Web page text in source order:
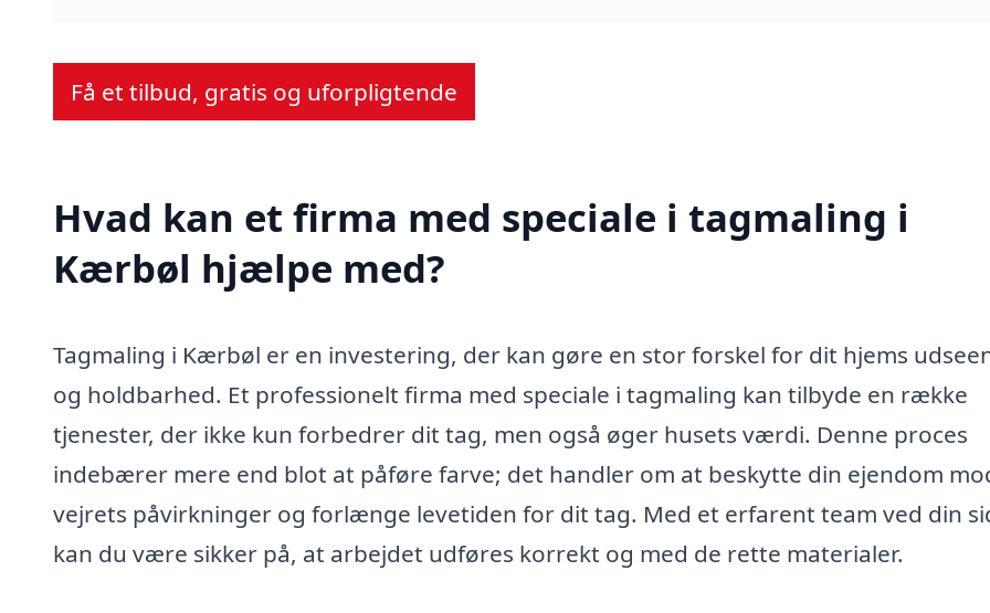
Få et tilbud, gratis og uforpligtende
Hvad kan et firma med speciale i tagmaling i
Kærbøl hjælpe med?
Tagmaling i Kærbøl er en investering, der kan gøre en stor forskel for dit hjems
og holdbarhed. Et professionelt firma med speciale i tagmaling kan tilbyde en række
tjenester, der ikke kun forbedrer dit tag, men også øger husets værdi. Denne proces
indebærer mere end blot at påføre farve; det handler om at beskytte din ejendom
vejrets påvirkninger og forlænge levetiden for dit tag. Med et erfarent team ved din
kan du være sikker på, at arbejdet udføres korrekt og med de rette materialer.